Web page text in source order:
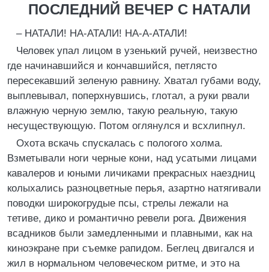
ПОСЛЕДНИЙ ВЕЧЕР С НАТАЛИ
– НАТАЛИ! НА-АТАЛИ! НА-А-АТАЛИ!
Человек упал лицом в узенький ручей, неизвестно
где начинавшийся и кончавшийся, петлясто
пересекавший зеленую равнину. Хватал губами воду,
выплевывал, поперхнувшись, глотал, а руки рвали
влажную черную землю, такую реальную, такую
несуществующую. Потом оглянулся и всхлипнул.
Охота вскачь спускалась с пологого холма.
Взметывали ноги черные кони, над усатыми лицами
кавалеров и юными личиками прекрасных наездниц
колыхались разноцветные перья, азартно натягивали
поводки широкогрудые псы, стрелы лежали на
тетиве, дико и романтично ревели рога. Движения
всадников были замедленными и плавными, как на
киноэкране при съемке рапидом. Беглец двигался и
жил в нормальном человеческом ритме, и это на